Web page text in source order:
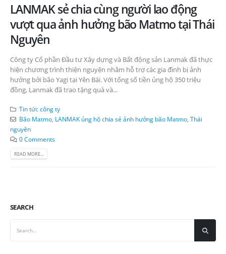
LANMAK sẻ chia cùng người lao động
vượt qua ảnh hưởng bão Matmo tại Thái
Nguyên
Công ty Cổ phần Đầu tư Xây dựng và Bất động sản Lanmak đã thực
hiện chương trình thiện nguyện nhằm hỗ trợ các gia đình bị ảnh
hưởng bởi bão Yagi tại Yên Bái. Với tổng số tiền ủng hộ 350 triệu
đồng, Lanmak đã trao tặng quà và...
Tin tức công ty
Bão Matmo, LANMAK ủng hộ chia sẻ ảnh hưởng bão Matmo, Thái
nguyên
0 Comments
READ MORE...
SEARCH